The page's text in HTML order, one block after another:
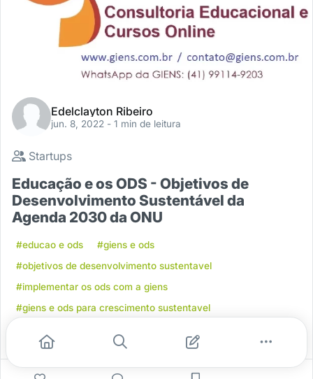
Edelclayton Ribeiro
jun. 8, 2022 - 1 min de leitura
Startups
Educação e os ODS - Objetivos de
Desenvolvimento Sustentável da
Agenda 2030 da ONU
#educao e ods
#giens e ods
#objetivos de desenvolvimento sustentavel
#implementar os ods com a giens
#giens e ods para crescimento sustentavel